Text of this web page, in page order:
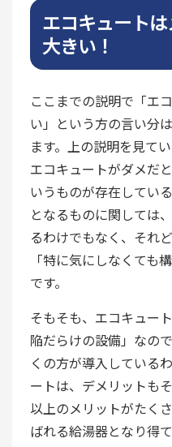
エコキュート
大きい！
ここまでの説明で「エ
い」という方の言い分
ます。上の説明を見て
エコキュートがダメだ
いうものが存在してい
となるものに関しては
るわけでもなく、それ
「特に気にしなくても
です。
そもそも、エコキュー
陥だらけの設備」なの
くの方が導入している
ートは、デメリットも
以上のメリットがたく
ばれる給湯器となり得